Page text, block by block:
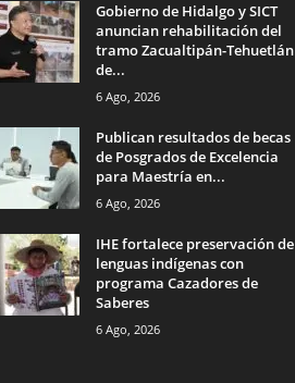
Gobierno de Hidalgo y SICT
anuncian rehabilitación del
tramo Zacualtipán-Tehuetlán
de...
6 Ago, 2026
Publican resultados de becas
de Posgrados de Excelencia
para Maestría en...
6 Ago, 2026
IHE fortalece preservación de
lenguas indígenas con
programa Cazadores de
Saberes
6 Ago, 2026